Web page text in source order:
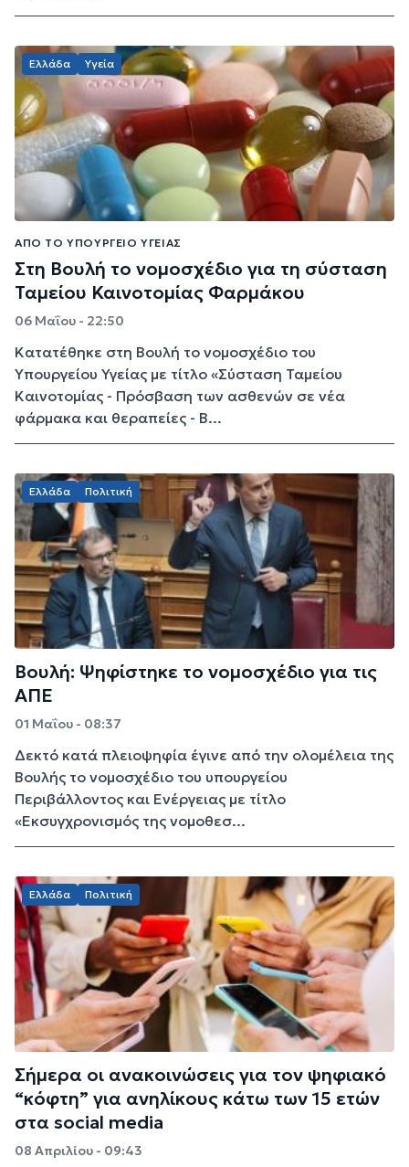
Ελλάδα Υγεία
ΑΠΌ ΤΟ ΥΠΟΥΡΓΕΊΟ ΥΓΕΊΑΣ
Στη Βουλή το νομοσχέδιο για τη σύσταση
Ταμείου Καινοτομίας Φαρμάκου
06 Μαΐου - 22:50
Κατατέθηκε στη Βουλή το νομοσχέδιο του
Υπουργείου Υγείας με τίτλο «Σύσταση Ταμείου
Καινοτομίας - Πρόσβαση των ασθενών σε νέα
φάρμακα και θεραπείες - Β...
Ελλάδα Πολιτική
Βουλή: Ψηφίστηκε το νομοσχέδιο για τις
ΑΠΕ
01 Μαΐου - 08:37
Δεκτό κατά πλειοψηφία έγινε από την ολομέλεια της
Βουλής το νομοσχέδιο του υπουργείου
Περιβάλλοντος και Ενέργειας με τίτλο
«Εκσυγχρονισμός της νομοθεσ...
Ελλάδα Πολιτική
Σήμερα οι ανακοινώσεις για τον ψηφιακό
“κόφτη” για ανηλίκους κάτω των 15 ετών
στα social media
08 Απριλίου - 09:43